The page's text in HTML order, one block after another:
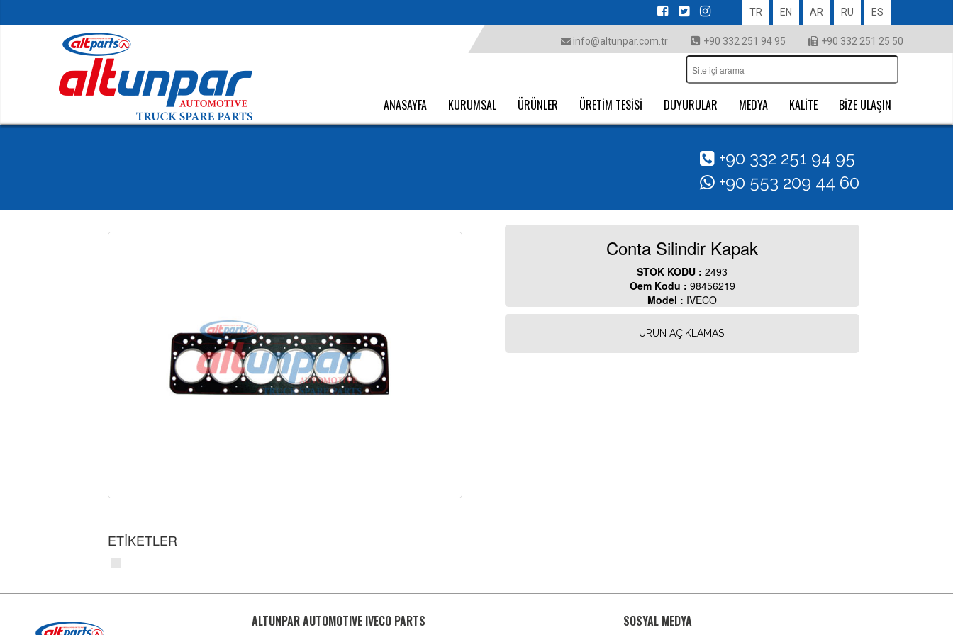
TR EN AR RU ES
info@altunpar.com.tr +90 332 251 94 95 +90 332 251 25 50
ANASAYFA KURUMSAL ÜRÜNLER ÜRETİM TESİSİ DUYURULAR MEDYA KALİTE BİZE ULAŞIN
+90 332 251 94 95
+90 553 209 44 60
Conta Silindir Kapak
STOK KODU : 2493
Oem Kodu : 98456219
Model : IVECO
ÜRÜN AÇIKLAMASI
ETİKETLER
ALTUNPAR AUTOMOTIVE IVECO PARTS SOSYAL MEDYA